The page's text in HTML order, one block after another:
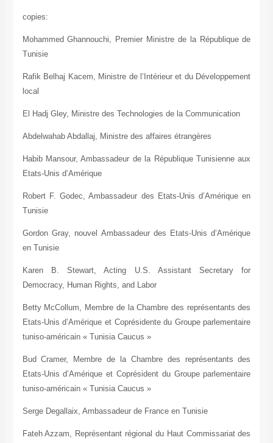
copies:
Mohammed Ghannouchi, Premier Ministre de la République de
Tunisie
Rafik Belhaj Kacem, Ministre de l’Intérieur et du Développement
local
El Hadj Gley, Ministre des Technologies de la Communication
Abdelwahab Abdallaj, Ministre des affaires étrangères
Habib Mansour, Ambassadeur de la République Tunisienne aux
Etats-Unis d’Amérique
Robert F. Godec, Ambassadeur des Etats-Unis d’Amérique en
Tunisie
Gordon Gray, nouvel Ambassadeur des Etats-Unis d’Amérique
en Tunisie
Karen B. Stewart, Acting U.S. Assistant Secretary for
Democracy, Human Rights, and Labor
Betty McCollum, Membre de la Chambre des représentants des
Etats-Unis d’Amérique et Coprésidente du Groupe parlementaire
tuniso-américain « Tunisia Caucus »
Bud Cramer, Membre de la Chambre des représentants des
Etats-Unis d’Amérique et Coprésident du Groupe parlementaire
tuniso-américain « Tunisia Caucus »
Serge Degallaix, Ambassadeur de France en Tunisie
Fateh Azzam, Représentant régional du Haut Commissariat des